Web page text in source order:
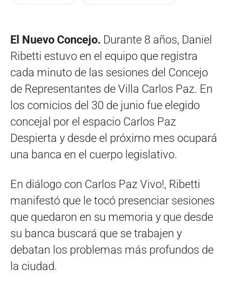
El Nuevo Concejo. Durante 8 años, Daniel
Ribetti estuvo en el equipo que registra
cada minuto de las sesiones del Concejo
de Representantes de Villa Carlos Paz. En
los comicios del 30 de junio fue elegido
concejal por el espacio Carlos Paz
Despierta y desde el próximo mes ocupará
una banca en el cuerpo legislativo.
En diálogo con Carlos Paz Vivo!, Ribetti
manifestó que le tocó presenciar sesiones
que quedaron en su memoria y que desde
su banca buscará que se trabajen y
debatan los problemas más profundos de
la ciudad.